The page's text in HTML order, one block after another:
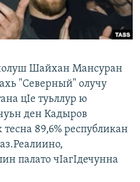
Шайхан Мансуран
"Северный" олучу
цIе туьллур ю
ден Кадыров
89,6% республикан
палато чIагIдечунна